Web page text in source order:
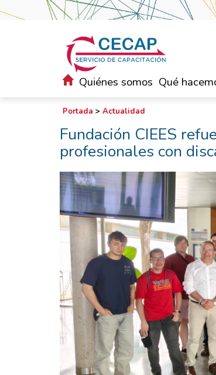
Quiénes somos Qué
Portada > Actualidad
Fundación CIEES
profesionales con